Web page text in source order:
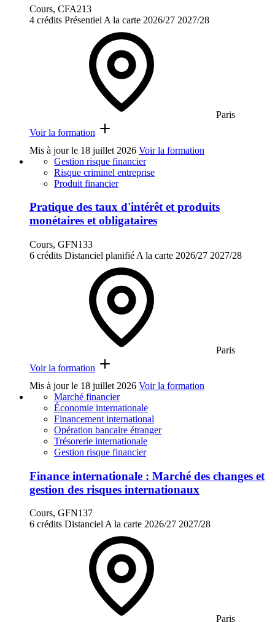
Cours, CFA213
4 crédits Présentiel A la carte 2026/27 2027/28
Paris
Voir la formation
Mis à jour le 18 juillet 2026 Voir la formation
Gestion risque financier
Risque criminel entreprise
Produit financier
Pratique des taux d'intérêt et produits
monétaires et obligataires
Cours, GFN133
6 crédits Distanciel planifié A la carte 2026/27 2027/28
Paris
Voir la formation
Mis à jour le 18 juillet 2026 Voir la formation
Marché financier
Économie internationale
Financement international
Opération bancaire étranger
Trésorerie internationale
Gestion risque financier
Finance internationale : Marché des changes et
gestion des risques internationaux
Cours, GFN137
6 crédits DistancielA la carte 2026/27 2027/28
Paris